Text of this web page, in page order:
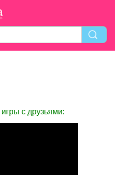
с друзьями: